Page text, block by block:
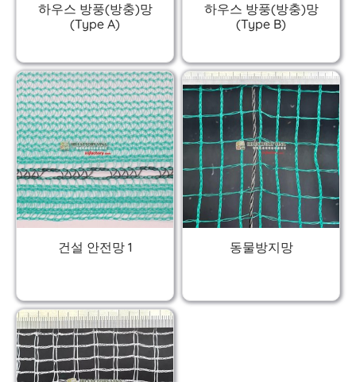
하우스 방풍(방충)망
(Type A)
하우스 방풍(방충)망
(Type B)
건설 안전망 1 동물방지망